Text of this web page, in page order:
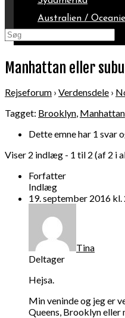
Australien /
Manhattan eller
Rejseforum › Verdensdele ›
Tagget: Brooklyn, Manhattan
Dette emne har 1 svar
Viser 2 indlæg - 1 til 2 (af 2 i
Forfatter
Indlæg
19. september 2016 kl.
Tina
Deltager
Hejsa.
Min veninde og jeg er
Queens, Brooklyn eller